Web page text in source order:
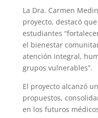
La Dra. Carmen
proyecto, destacó
estudiantes
el bienestar
atención integral,
grupos vulnerables”.
El proyecto alcanzó
propuestos,
en los futuros